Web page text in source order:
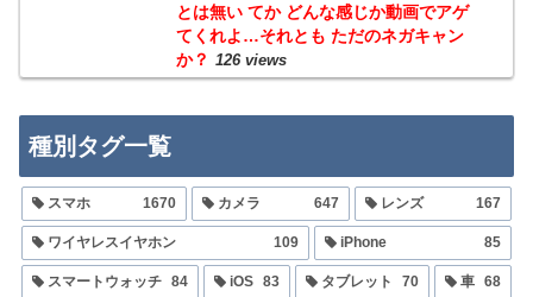
とは無い てか どんな感じか動画でアゲ
てくれよ…それとも ただのネガキャン
か？ 126 views
種別タグ一覧
スマホ 1670 カメラ 647 レンズ 167
ワイヤレスイヤホン 109 iPhone 85
スマートウォッチ 84 iOS 83 タブレット 70 車 68